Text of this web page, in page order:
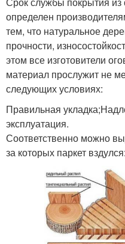
определен
тем, что натуральное
прочности,
этом все изготовители
материал прослужит не
следующих условиях:
Правильная
эксплуатация.
Соответственно можно
за которых паркет вздулся: